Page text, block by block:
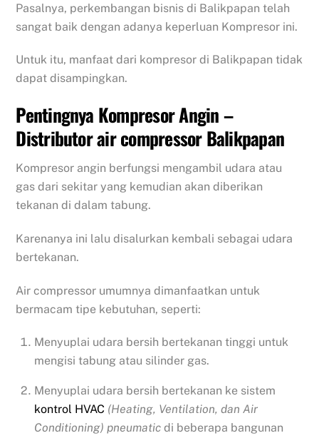
Pasalnya, perkembangan bisnis di Balikpapan telah
sangat baik dengan adanya keperluan Kompresor ini.
Untuk itu, manfaat dari kompresor di Balikpapan tidak
dapat disampingkan.
Pentingnya Kompresor Angin –
Distributor air compressor Balikpapan
Kompresor angin berfungsi mengambil udara atau
gas dari sekitar yang kemudian akan diberikan
tekanan di dalam tabung.
Karenanya ini lalu disalurkan kembali sebagai udara
bertekanan.
Air compressor umumnya dimanfaatkan untuk
bermacam tipe kebutuhan, seperti:
Menyuplai udara bersih bertekanan tinggi untuk
mengisi tabung atau silinder gas.
Menyuplai udara bersih bertekanan ke sistem
kontrol HVAC (Heating, Ventilation, dan Air
Conditioning) pneumatic di beberapa bangunan